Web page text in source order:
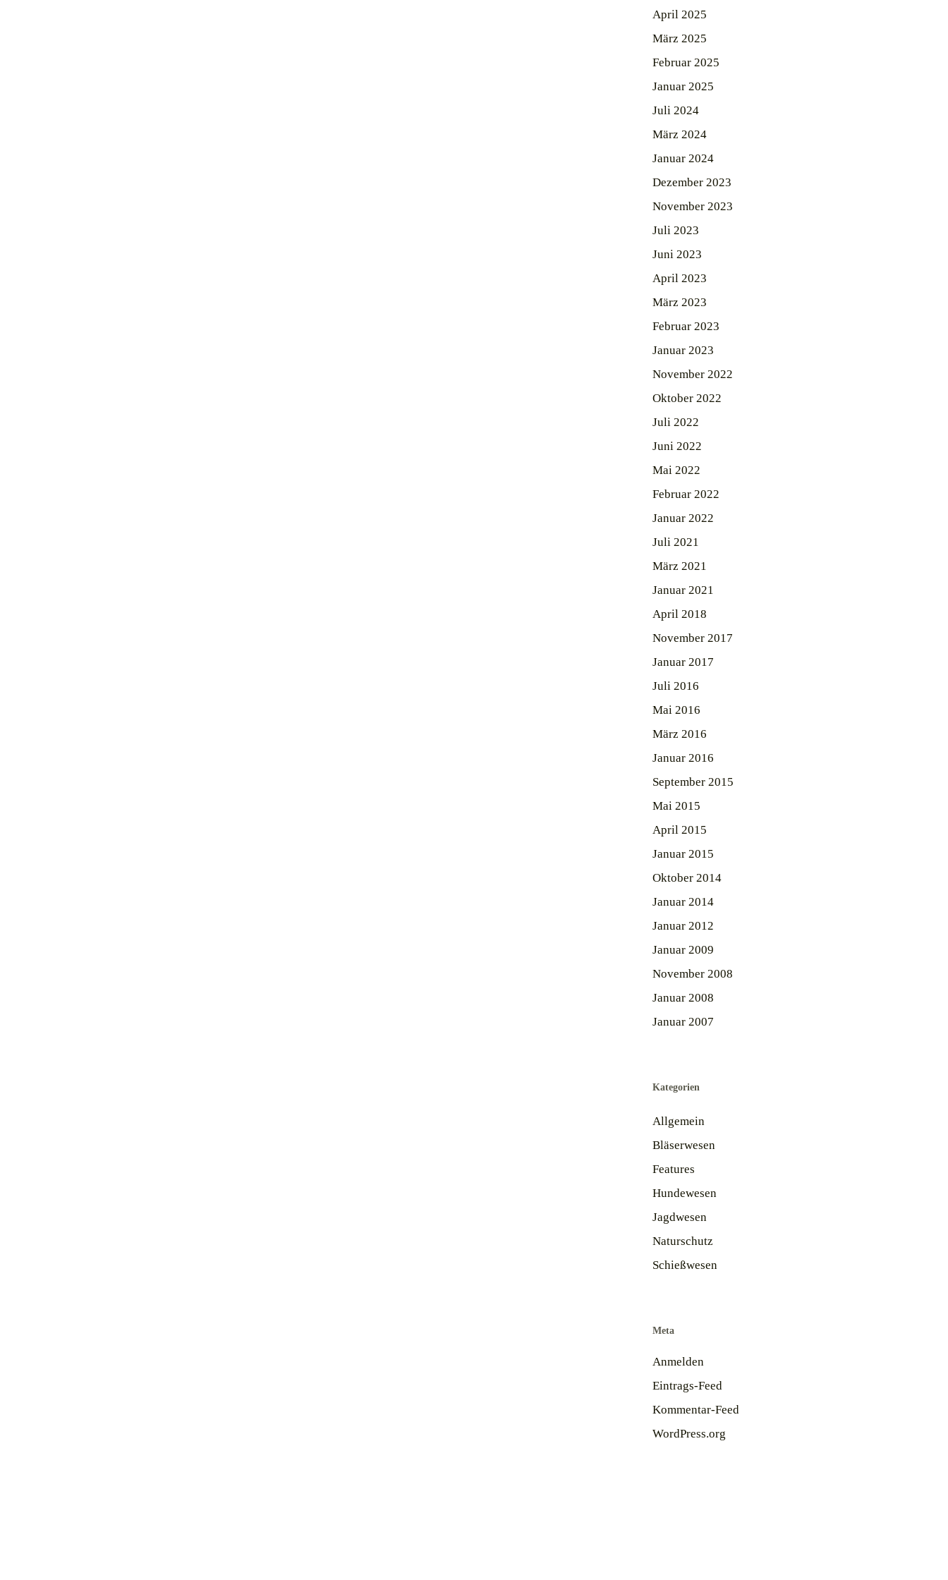
April 2025
März 2025
Februar 2025
Januar 2025
Juli 2024
März 2024
Januar 2024
Dezember 2023
November 2023
Juli 2023
Juni 2023
April 2023
März 2023
Februar 2023
Januar 2023
November 2022
Oktober 2022
Juli 2022
Juni 2022
Mai 2022
Februar 2022
Januar 2022
Juli 2021
März 2021
Januar 2021
April 2018
November 2017
Januar 2017
Juli 2016
Mai 2016
März 2016
Januar 2016
September 2015
Mai 2015
April 2015
Januar 2015
Oktober 2014
Januar 2014
Januar 2012
Januar 2009
November 2008
Januar 2008
Januar 2007
Kategorien
Allgemein
Bläserwesen
Features
Hundewesen
Jagdwesen
Naturschutz
Schießwesen
Meta
Anmelden
Eintrags-Feed
Kommentar-Feed
WordPress.org